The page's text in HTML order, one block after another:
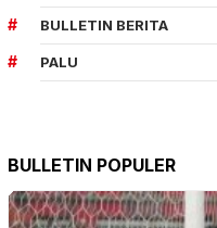
BULLETIN BERITA
PALU
BULLETIN POPULER